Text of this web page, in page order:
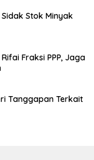
Stok Minyak
Fraksi PPP, Jaga
Tanggapan Terkait